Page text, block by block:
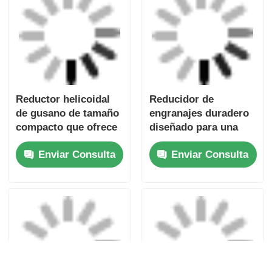
Reductor de
Engranajes para
Motor Eléctrico de
Servicio Pesado
Adecuado para
Aplicaciones
Industriales
Construcción
Rendimiento
Enviar Consulta
Reducción de
engranajes de
precisión diseñada
para una transmisión
de par suave y una
larga vida útil en
maquinaria industrial
Enviar Consulta